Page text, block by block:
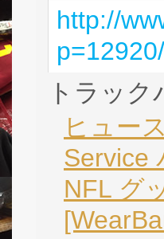
http://
トラッ
ヒュー
Service
NFL グ